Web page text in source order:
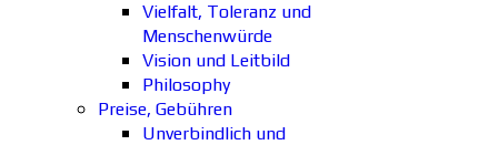
Vielfalt, Toleranz und
Menschenwürde
Vision und Leitbild
Philosophy
Preise, Gebühren
Unverbindlich und